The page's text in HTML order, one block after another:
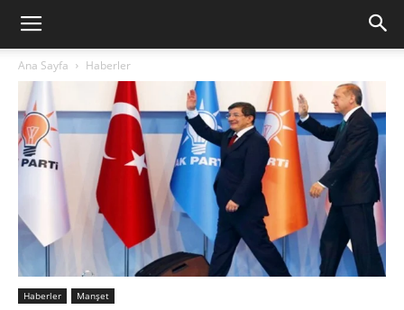
Ana Sayfa Haberler
Haberler Manşet